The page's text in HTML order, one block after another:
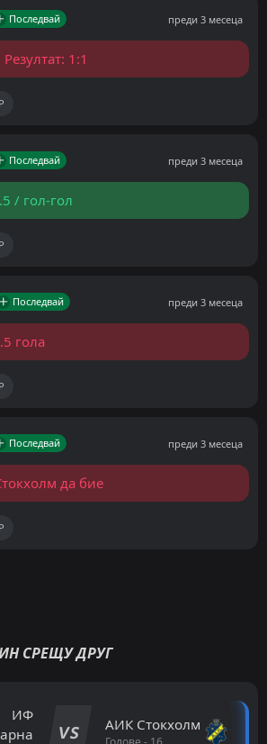
Последвай преди 3 месеца
1:1
Последвай преди 3 месеца
/ гол-гол
Последвай преди 3 месеца
гола
Последвай преди 3 месеца
да бие
СРЕЩУ ДРУГ
ИФ
VS АИК Стокхолм